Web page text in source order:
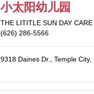
小太阳幼儿园
THE LITITLE SUN DAY CARE
(626) 286-5566
9318 Daines Dr., Temple City,